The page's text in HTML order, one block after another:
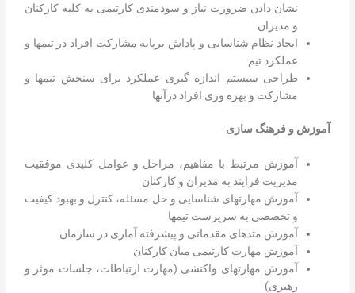
نشان دادن ضرورت نیاز و سودمندی کارتیمی به کلیه کارکنان
و مدیران
ایجاد نظام شناسایی و پاداش برپایه مشارکت افراد در تیمها و
عملکرد تیم
طراحی سیستم اندازه گیری عملکرد برای سنجش تیمها و
مشارکت و بهره وری افراد درآنها
آموزش و فرهنگ سازی
آموزش مرتبط با مفاهیم، مراحل و عوامل کلیدی موفقیت
مدیریت فرایند به مدیران و کارکنان
آموزش مهارتهای شناسایی و حل مسئله، کنترل و بهبود کیفیت
و تخصصی به سرپرست تیمها
آموزش متدهای مقدماتی و پیشرفته آماری در سازمان
آموزش مهارت کارتیمی میان کارکنان
آموزش مهارتهای واکنشی (مهارت ارتباطات، جلسات موثر و
رهبری)